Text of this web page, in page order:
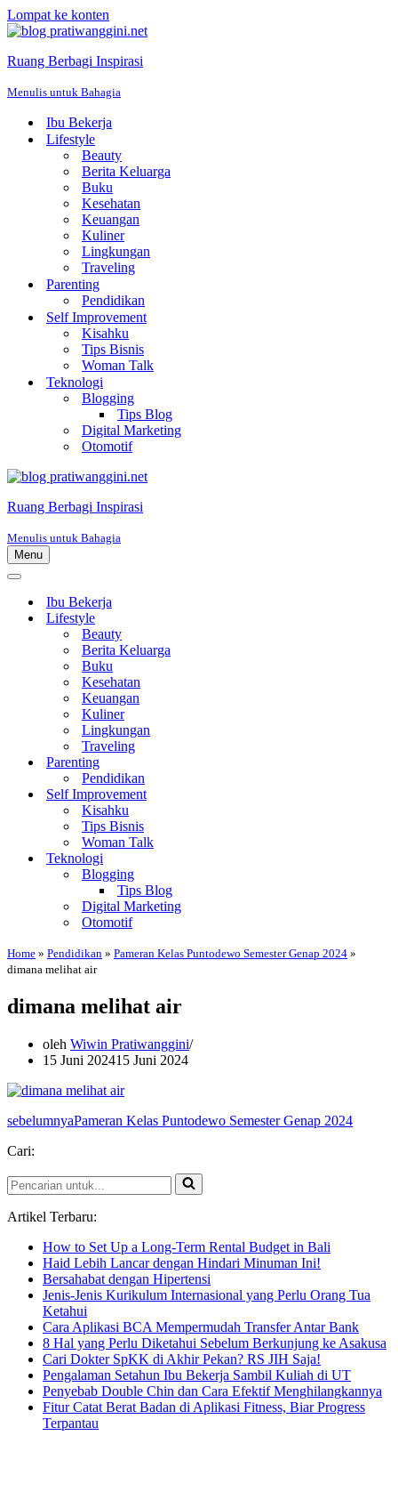
Lompat ke konten
Ruang Berbagi Inspirasi
Menulis untuk Bahagia
Ibu Bekerja
Lifestyle
Beauty
Berita Keluarga
Buku
Kesehatan
Keuangan
Kuliner
Lingkungan
Traveling
Parenting
Pendidikan
Self Improvement
Kisahku
Tips Bisnis
Woman Talk
Teknologi
Blogging
Tips Blog
Digital Marketing
Otomotif
Ruang Berbagi Inspirasi
Menulis untuk Bahagia
Menu
Menu
Menu
NavigasiIbu Bekerja
Lifestyle
Beauty
Berita Keluarga
Buku
Kesehatan
Keuangan
Kuliner
Lingkungan
Traveling
Parenting
Pendidikan
Self Improvement
Kisahku
Tips Bisnis
Woman Talk
Teknologi
Blogging
Tips Blog
Digital Marketing
Otomotif
Home » Pendidikan » Pameran Kelas Puntodewo Semester Genap 2024 »
dimana melihat air
dimana melihat air
oleh Wiwin Pratiwanggini
15 Juni 202415 Juni 2024
sebelumnyaPameran Kelas Puntodewo Semester Genap 2024
Cari:
Pencarian
untuk...
Artikel Terbaru:
How to Set Up a Long-Term Rental Budget in Bali
Haid Lebih Lancar dengan Hindari Minuman Ini!
Bersahabat dengan Hipertensi
Jenis-Jenis Kurikulum Internasional yang Perlu Orang Tua
Ketahui
Cara Aplikasi BCA Mempermudah Transfer Antar Bank
8 Hal yang Perlu Diketahui Sebelum Berkunjung ke Asakusa
Cari Dokter SpKK di Akhir Pekan? RS JIH Saja!
Pengalaman Setahun Ibu Bekerja Sambil Kuliah di UT
Penyebab Double Chin dan Cara Efektif Menghilangkannya
Fitur Catat Berat Badan di Aplikasi Fitness, Biar Progress
Terpantau